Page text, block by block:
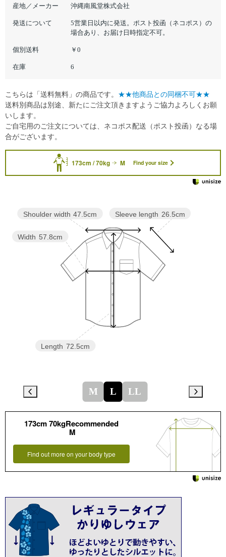
産地／メーカー 沖縄南風堂株式会社
発送について
5営業日以内に発送。ポスト投函（ネコポス）の
場合あり、お届け日時指定不可。
個別送料 ￥0
在庫 6
173cm / 70kg M Find your size
Sleeve length 26.5cm
Length 72.5cm
Width 57.8cm
Shoulder width 47.5cm
M L LL
173cm 70kgRecommended
M
Find out more on your body type
こちらは「送料無料」の商品です。 ★★他商品との同梱不可★★
送料別商品は別途、新たにご注文頂きますようご協力よろしくお願
いします。
ご自宅用のご注文については、ネコポス配送（ポスト投函）なる場
合がございます。